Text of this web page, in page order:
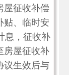
屋征收补偿
贴、临时安
息，征收补
房屋征收补
议生效后与